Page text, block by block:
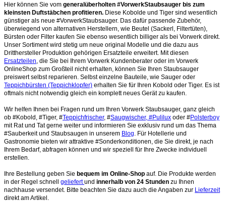
Hier können Sie vom generalüberholten #VorwerkStaubsauger bis zum
kleinsten Duftstäbchen profitieren. Diese Kobolde und Tiger sind wesentlich
günstiger als neue #VorwerkStaubsauger. Das dafür passende Zubehör,
überwiegend von alternativen Herstellern, wie Beutel (Sackerl, Filtertüten),
Bürsten oder Filter kaufen Sie ebenso wesentlich billiger als bei Vorwerk direkt.
Unser Sortiment wird stetig um neue original Modelle und die dazu aus
Dritthersteller Produktion gehörigen Ersatzteile erweitert. Mit diesen
Ersatzteilen , die Sie bei Ihrem Vorwerk Kundenberater oder im Vorwerk
OnlineShop zum Großteil nicht erhalten, können Sie Ihren Staubsauger
preiswert selbst reparieren. Selbst einzelne Bauteile, wie Sauger oder
Teppichbürsten (Teppichklopfer) erhalten Sie für Ihren Kobold oder Tiger. Es ist
oftmals nicht notwendig gleich ein komplett neues Gerät zu kaufen.
Wir helfen Ihnen bei Fragen rund um Ihren Vorwerk Staubsauger, ganz gleich
ob #Kobold, #Tiger, #Teppichfrischer, #Saugwischer, #Pulilux oder #Polsterboy
mit Rat und Tat gerne weiter und informieren Sie exklusiv rund um das Thema
#Sauberkeit und Staubsaugen in unserem Blog . Für Hotellerie und
Gastronomie bieten wir attraktive #Sonderkonditionen, die Sie direkt, je nach
Ihrem Bedarf, abfragen können und wir speziell für Ihre Zwecke individuell
erstellen.
Ihre Bestellung geben Sie bequem im Online-Shop auf. Die Produkte werden
in der Regel schnell geliefertund innerhalb von 24 Stunden zu Ihnen
nachhause versendet. Bitte beachten Sie dazu auch die Angaben zur Lieferzeit
direkt am Artikel.